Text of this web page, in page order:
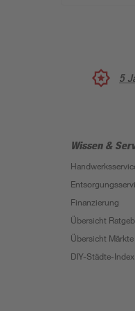
5
Wissen &
Finanzierung
Übersicht
Übersicht Märkte
DIY-Städte-